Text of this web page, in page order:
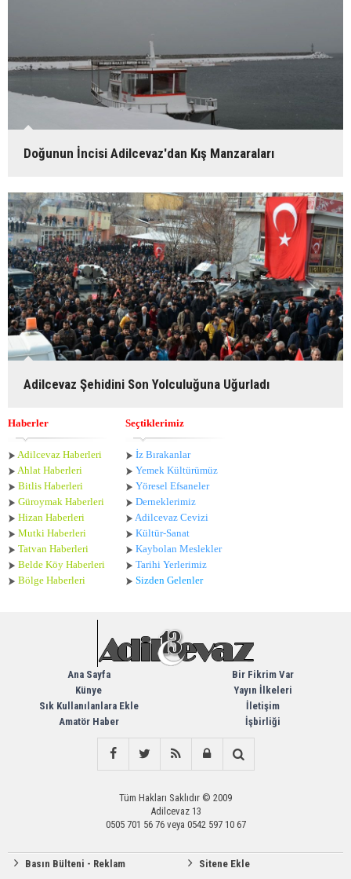
Doğunun İncisi Adilcevaz'dan Kış Manzaraları
Adilcevaz Şehidini Son Yolculuğuna Uğurladı
Haberler
Adilcevaz Haberleri
Ahlat Haberleri
Bitlis Haberleri
Güroymak Haberleri
Hizan Haberleri
Mutki Haberleri
Tatvan Haberleri
Belde Köy Haberleri
Bölge Haberleri
Seçtiklerimiz
İz Bırakanlar
Yemek Kültürümüz
Yöresel Efsaneler
Derneklerimiz
Adilcevaz Cevizi
Kültür-Sanat
Kaybolan Meslekler
Tarihi Yerlerimiz
Sizden Gelenler
Ana Sayfa
Künye
Sık Kullanılanlara Ekle
Amatör Haber
Bir Fikrim Var
Yayın İlkeleri
İletişim
İşbirliği
Tüm Hakları Saklıdır © 2009
Adilcevaz 13
0505 701 56 76 veya 0542 597 10 67
Basın Bülteni - Reklam
Sitene Ekle